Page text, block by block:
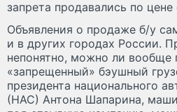
запрета продавались по
Объявления о продаже б/у
и в других городах России.
непонятно, можно ли вообще
«запрещенный» бэушный
президента национального
(НАС) Антона Шапарина,